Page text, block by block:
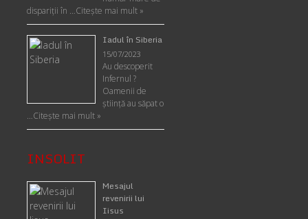
dispariții în …Citește mai mult »
Iadul în Siberia
15/07/2023
Au descoperit
Infernul ?
Oamenii de
ştiinţă au săpat o
…Citește mai mult »
INSOLIT
Mesajul
revenirii lui
Iisus